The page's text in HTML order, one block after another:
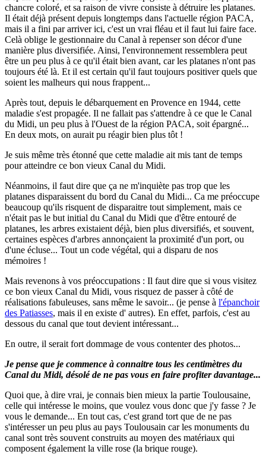
chancre coloré, et sa raison de vivre consiste à détruire les platanes.
Il était déjà présent depuis longtemps dans l'actuelle région PACA,
mais il a fini par arriver ici, c'est un vrai fléau et il faut lui faire face.
Celà oblige le gestionnaire du Canal à repenser son décor d'une
manière plus diversifiée. Ainsi, l'environnement ressemblera peut
être un peu plus à ce qu'il était bien avant, car les platanes n'ont pas
toujours été là. Et il est certain qu'il faut toujours positiver quels que
soient les malheurs qui nous frappent...
Après tout, depuis le débarquement en Provence en 1944, cette
maladie s'est propagée. Il ne fallait pas s'attendre à ce que le Canal
du Midi, un peu plus à l'Ouest de la région PACA, soit épargné...
En deux mots, on aurait pu réagir bien plus tôt !
Je suis même très étonné que cette maladie ait mis tant de temps
pour atteindre ce bon vieux Canal du Midi.
Néanmoins, il faut dire que ça ne m'inquiète pas trop que les
platanes disparaissent du bord du Canal du Midi... Ca me préoccupe
beaucoup qu'ils risquent de disparaitre tout simplement, mais ce
n'était pas le but initial du Canal du Midi que d'être entouré de
platanes, les arbres existaient déjà, bien plus diversifiés, et souvent,
certaines espèces d'arbres annonçaient la proximité d'un port, ou
d'une écluse... Tout un code végétal, qui a disparu de nos
mémoires !
Mais revenons à vos préoccupations : Il faut dire que si vous visitez
ce bon vieux Canal du Midi, vous risquez de passer à côté de
réalisations fabuleuses, sans même le savoir... (je pense à l'épanchoir
des Patiasses, mais il en existe d' autres). En effet, parfois, c'est au
dessous du canal que tout devient intéressant...
En outre, il serait fort dommage de vous contenter des photos...
Je pense que je commence à connaitre tous les centimètres du
Canal du Midi, désolé de ne pas vous en faire profiter davantage...
Quoi que, à dire vrai, je connais bien mieux la partie Toulousaine,
celle qui intéresse le moins, que voulez vous donc que j'y fasse ? Je
vous le demande... En tout cas, c'est grand tort que de ne pas
s'intéresser un peu plus au pays Toulousain car les monuments du
canal sont très souvent construits au moyen des matériaux qui
composent également la ville rose (la brique rouge).